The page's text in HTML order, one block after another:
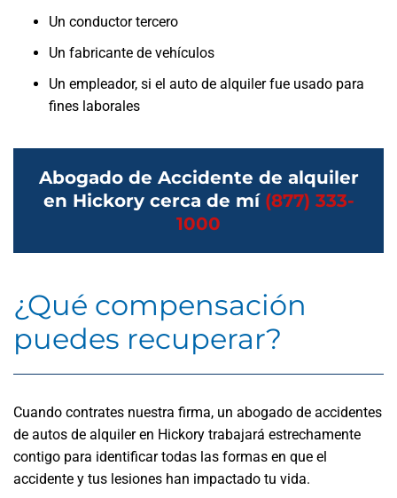
Un conductor tercero
Un fabricante de vehículos
Un empleador, si el auto de alquiler fue usado para
fines laborales
Abogado de Accidente de alquiler
en Hickory cerca de mí (877) 333-
1000
¿Qué compensación
puedes recuperar?
Cuando contrates nuestra firma, un abogado de accidentes
de autos de alquiler en Hickory trabajará estrechamente
contigo para identificar todas las formas en que el
accidente y tus lesiones han impactado tu vida.